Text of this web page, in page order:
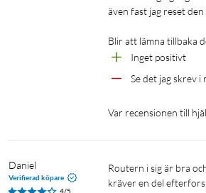
Mesh-stöd med Eagle Pro AI-
Kan dela ut separata
privata nätverksresurser
Mesh Optimizer Gör samma sak
även fast jag reset
Blir att lämna tillbaka
Inget positivt
Se det jag skrev i
Var recensionen till
Daniel
Verifierad köpare
4/5
Routern i sig är bra och är estetiskt tilltalande (gör sig bra mot vit vägg). Däremot lämnar mjukvaran en del att önska och
kräver en del